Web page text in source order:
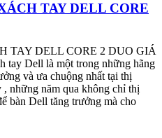
TAY DELL CORE
TAY DELL CORE 2 DUO GIÁ
tay Dell là một trong những hãng
và ưa chuộng nhất tại thị
những năm qua không chỉ thị
bàn Dell tăng trưởng mà cho